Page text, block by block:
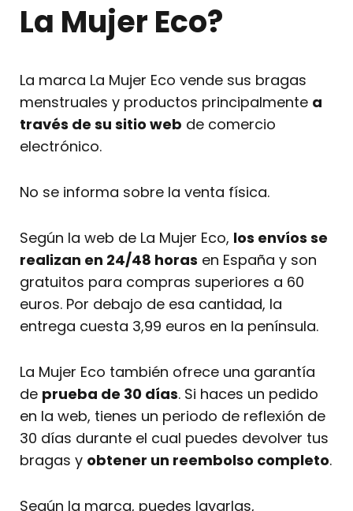
La Mujer Eco?
La marca La Mujer Eco vende sus bragas
menstruales y productos principalmente a
través de su sitio web de comercio
electrónico.
No se informa sobre la venta física.
Según la web de La Mujer Eco, los envíos se
realizan en 24/48 horas en España y son
gratuitos para compras superiores a 60
euros. Por debajo de esa cantidad, la
entrega cuesta 3,99 euros en la península.
La Mujer Eco también ofrece una garantía
de prueba de 30 días. Si haces un pedido
en la web, tienes un periodo de reflexión de
30 días durante el cual puedes devolver tus
bragas y obtener un reembolso completo.
Según la marca, puedes lavarlas,